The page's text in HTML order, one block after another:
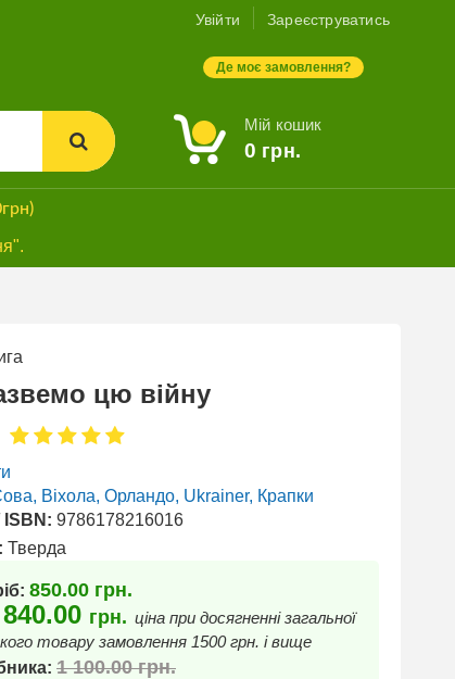
Увійти Зареєструватись
Де моє замовлення?
Мій кошик
0 грн.
цю війну
Віхола, Орландо, Ukrainer, Крапки
ISBN: 9786178216016
Тверда
850.00 грн.
840.00 грн. ціна при досягненні загальної
товару замовлення 1500 грн. і вище
1 100.00грн.